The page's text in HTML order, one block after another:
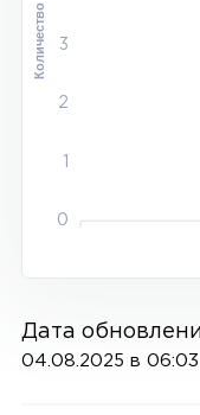
3
2
1
0
Количество
Дата
04.08.2025 в 06:03